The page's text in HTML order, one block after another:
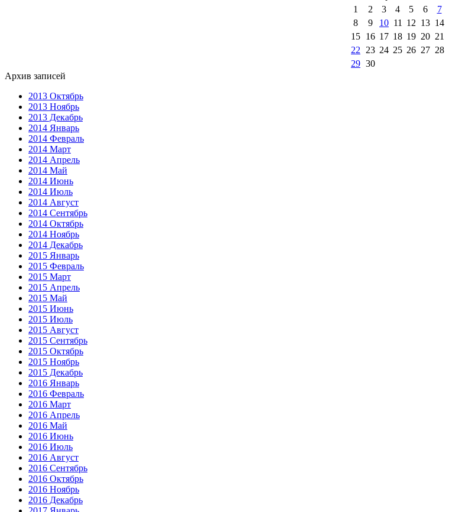
1
2 3 4 5 6
7
8
9 10 11 12 13 14
15 16 17 18 19 20 21
22
23 24 25 26 27 28
29 30
Архив записей
2013 Октябрь
2013 Ноябрь
2013 Декабрь
2014 Январь
2014 Февраль
2014 Март
2014 Апрель
2014 Май
2014 Июнь
2014 Июль
2014 Август
2014 Сентябрь
2014 Октябрь
2014 Ноябрь
2014 Декабрь
2015 Январь
2015 Февраль
2015 Март
2015 Апрель
2015 Май
2015 Июнь
2015 Июль
2015 Август
2015 Сентябрь
2015 Октябрь
2015 Ноябрь
2015 Декабрь
2016 Январь
2016 Февраль
2016 Март
2016 Апрель
2016 Май
2016 Июнь
2016 Июль
2016 Август
2016 Сентябрь
2016 Октябрь
2016 Ноябрь
2016 Декабрь